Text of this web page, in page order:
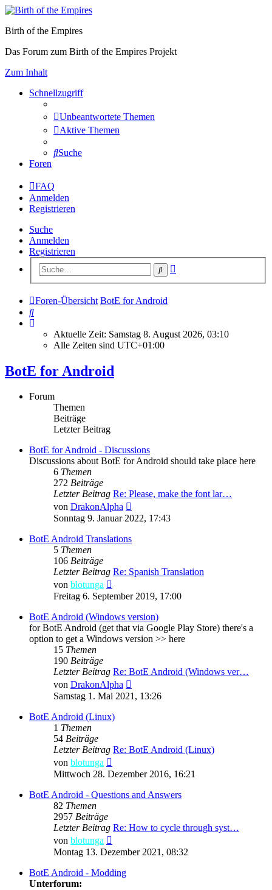
Birth of the Empires
Das Forum zum Birth of the Empires Projekt
Zum Inhalt
Schnellzugriff
Unbeantwortete Themen
Aktive Themen
Suche
Foren
FAQ
Anmelden
Registrieren
Suche
Anmelden
Registrieren
Suche
Foren-Übersicht BotE for Android
Suche
Aktuelle Zeit: Samstag 8. August 2026, 03:10
Alle Zeiten sind UTC+01:00
BotE for Android
Forum
Themen
Beiträge
Letzter Beitrag
BotE for Android - Discussions
Discussions about BotE for Android should take place here
6 Themen
272 Beiträge
Letzter Beitrag Re: Please, make the font lar…
von DrakonAlpha
Beitrag
Sonntag 9. Januar 2022, 17:43
BotE Android Translations
5 Themen
106 Beiträge
Letzter Beitrag Re: Spanish Translation
von blotunga
Beitrag
Freitag 6. September 2019, 17:00
BotE Android (Windows version)
for BotE Android (get that via Google Play Store) there's a
option to get a Windows version >> here
15 Themen
190 Beiträge
Letzter Beitrag Re: BotE Android (Windows ver…
von DrakonAlpha
Beitrag
Samstag 1. Mai 2021, 13:26
BotE Android (Linux)
1 Themen
54 Beiträge
Letzter Beitrag Re: BotE Android (Linux)
von blotunga
Beitrag
Mittwoch 28. Dezember 2016, 16:21
BotE Android - Questions and Answers
82 Themen
2957 Beiträge
Letzter Beitrag Re: How to cycle through syst…
von blotunga
Beitrag
Montag 13. Dezember 2021, 08:32
BotE Android - Modding
Unterforum: